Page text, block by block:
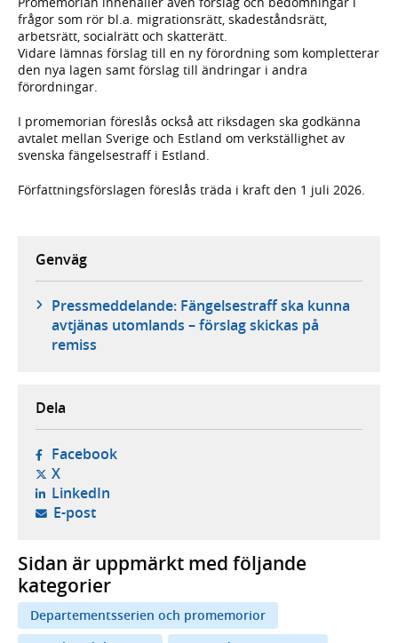
frågor som rör bl.a. migrationsrätt, skadeståndsrätt,
arbetsrätt, socialrätt och skatterätt.
Vidare lämnas förslag till en ny förordning som kompletterar
den nya lagen samt förslag till ändringar i andra
förordningar.
I promemorian föreslås också att riksdagen ska godkänna
avtalet mellan Sverige och Estland om verkställighet av
svenska fängelsestraff i Estland.
Författningsförslagen föreslås träda i kraft den 1 juli 2026.
Genväg
Pressmeddelande: Fängelsestraff ska kunna
avtjänas utomlands – förslag skickas på
remiss
Dela
Facebook- öppnas i ny flik, extern webbplats,
X- öppnas i ny flik, extern webbplats,
LinkedIn- öppnas i ny flik, extern webbplats,
E-post- öppnar din e-postklient,
Sidan är uppmärkt med följande
kategorier
Departementsserien och promemorior